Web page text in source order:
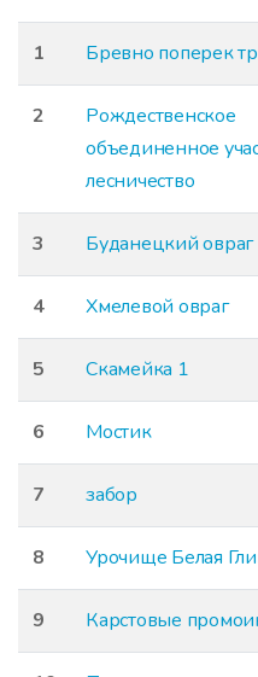
1 Бревно поперек
2
Рождественское
объединенное
лесничество
3 Буданецкий овраг
4 Хмелевой овраг
5 Скамейка 1
6 Мостик
7 забор
8 Урочище Белая
9 Карстовые